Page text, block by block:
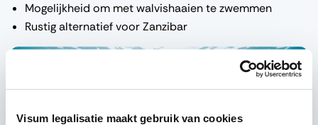
Visum legalisatie maakt gebruik van cookies
Mogelijkheid om met walvishaaien te zwemmen
Rustig alternatief voor Zanzibar